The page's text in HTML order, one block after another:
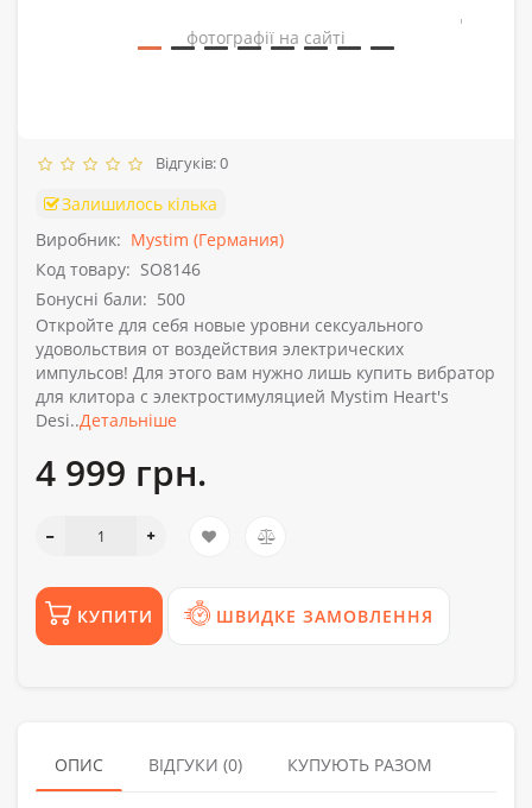
Зовнішній вигляд товару може відрізнятись від
фотографії на сайті
Відгуків: 0
Залишилось кілька
Виробник: Mystim (Германия)
Код товару: SO8146
Бонусні бали: 500
Откройте для себя новые уровни сексуального
удовольствия от воздействия электрических
импульсов! Для этого вам нужно лишь купить вибратор
для клитора с электростимуляцией Mystim Heart's
Desi..Детальніше
4 999 грн.
КУПИТИ ШВИДКЕ ЗАМОВЛЕННЯ
ОПИС ВІДГУКИ (0) КУПУЮТЬ РАЗОМ